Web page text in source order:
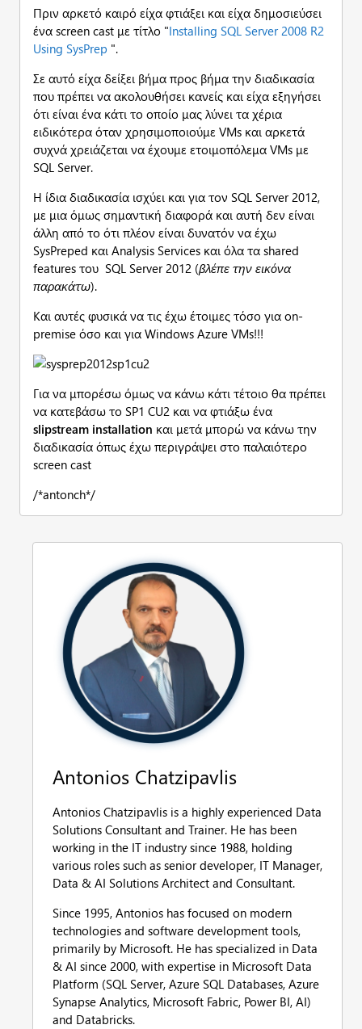
Πριν αρκετό καιρό είχα φτιάξει και είχα δημοσιεύσει
ένα screen cast με τίτλο "Installing SQL Server 2008 R2
Using SysPrep ".
Σε αυτό είχα δείξει βήμα προς βήμα την διαδικασία
που πρέπει να ακολουθήσει κανείς και είχα εξηγήσει
ότι είναι ένα κάτι το οποίο μας λύνει τα χέρια
ειδικότερα όταν χρησιμοποιούμε VMs και αρκετά
συχνά χρειάζεται να έχουμε ετοιμοπόλεμα VMs με
SQL Server.
Η ίδια διαδικασία ισχύει και για τον SQL Server 2012,
με μια όμως σημαντική διαφορά και αυτή δεν είναι
άλλη από το ότι πλέον είναι δυνατόν να έχω
SysPreped και Analysis Services και όλα τα shared
features του SQL Server 2012 (βλέπε την εικόνα
παρακάτω).
Και αυτές φυσικά να τις έχω έτοιμες τόσο για on-
premise όσο και για Windows Azure VMs!!!
Για να μπορέσω όμως να κάνω κάτι τέτοιο θα πρέπει
να κατεβάσω το SP1 CU2 και να φτιάξω ένα
slipstream installation και μετά μπορώ να κάνω την
διαδικασία όπως έχω περιγράψει στο παλαιότερο
screen cast
/*antonch*/
Antonios Chatzipavlis
Antonios Chatzipavlis is a highly experienced Data
Solutions Consultant and Trainer. He has been
working in the IT industry since 1988, holding
various roles such as senior developer, IT Manager,
Data & AI Solutions Architect and Consultant.
Since 1995, Antonios has focused on modern
technologies and software development tools,
primarily by Microsoft. He has specialized in Data
& AI since 2000, with expertise in Microsoft Data
Platform (SQL Server, Azure SQL Databases, Azure
Synapse Analytics, Microsoft Fabric, Power BI, AI)
and Databricks.